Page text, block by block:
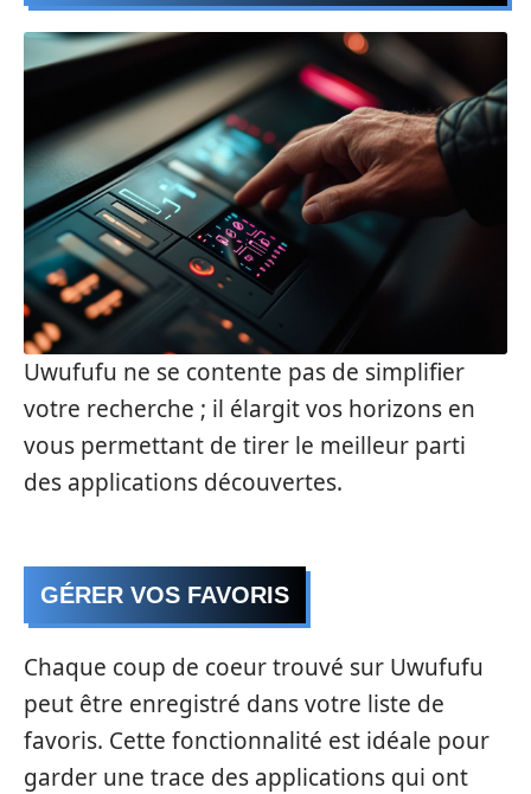
Uwufufu ne se contente pas de simplifier
votre recherche ; il élargit vos horizons en
vous permettant de tirer le meilleur parti
des applications découvertes.
GÉRER VOS FAVORIS
Chaque coup de coeur trouvé sur Uwufufu
peut être enregistré dans votre liste de
favoris. Cette fonctionnalité est idéale pour
garder une trace des applications qui ont